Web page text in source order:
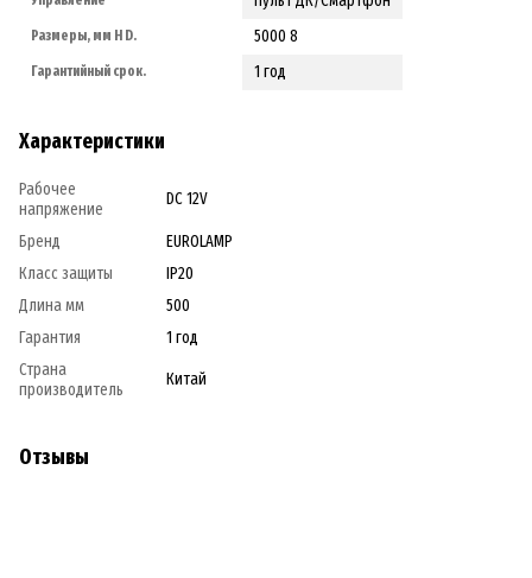
Размеры, мм H D. 5000 8
Гарантийный срок. 1 год
Характеристики
Рабочее
напряжение
DC 12V
Бренд
EUROLAMP
Класс защиты
IP20
Длина мм
500
Гарантия
1 год
Страна
производитель
Китай
Отзывы